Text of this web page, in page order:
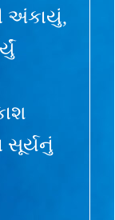
અંકાયું,
સૂર્યનું